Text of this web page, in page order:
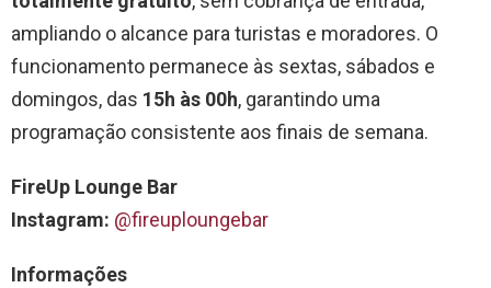
ampliando o alcance para turistas e moradores. O
funcionamento permanece às sextas, sábados e
domingos, das 15h às 00h, garantindo uma
programação consistente aos finais de semana.
FireUp Lounge Bar
Instagram: @fireuploungebar
Informações